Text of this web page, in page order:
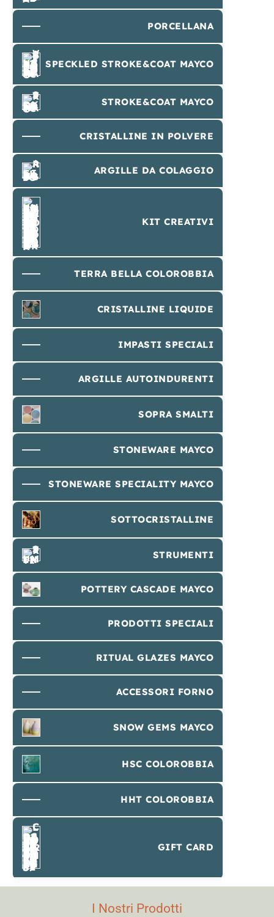
PORCELLANA
SPECKLED STROKE&COAT MAYCO
STROKE&COAT MAYCO
CRISTALLINE IN POLVERE
ARGILLE DA COLAGGIO
KIT CREATIVI
TERRA BELLA COLOROBBIA
CRISTALLINE LIQUIDE
IMPASTI SPECIALI
ARGILLE AUTOINDURENTI
SOPRA SMALTI
STONEWARE MAYCO
STONEWARE SPECIALITY MAYCO
SOTTOCRISTALLINE
STRUMENTI
POTTERY CASCADE MAYCO
PRODOTTI SPECIALI
RITUAL GLAZES MAYCO
ACCESSORI FORNO
SNOW GEMS MAYCO
HSC COLOROBBIA
HHT COLOROBBIA
GIFT CARD
I Nostri Prodotti